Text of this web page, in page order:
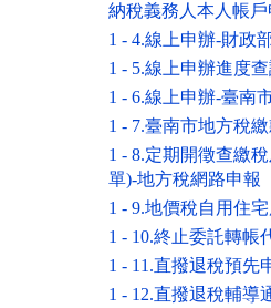
納稅義務人本人帳
1 - 4.線上申辦-財政
1 - 5.線上申辦進度
1 - 6.線上申辦-臺南
1 - 7.臺南市地方稅
1 - 8.定期開徵查繳
單)-地方稅網路申報
1 - 9.地價稅自用住
1 - 10.終止委託轉帳
1 - 11.直撥退稅預先
1 - 12.直撥退稅輔導